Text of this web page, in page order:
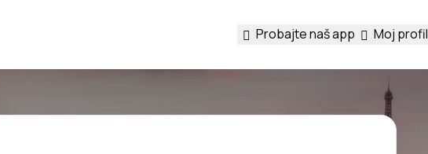
Probajte naš app Moj profil